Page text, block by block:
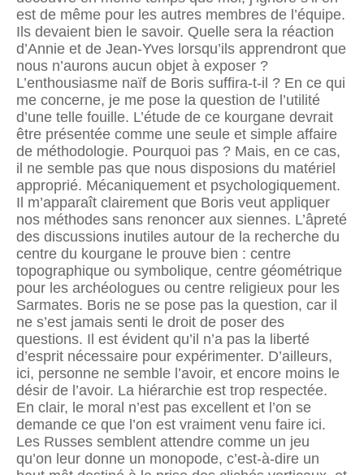
est de même pour les autres membres de l’équipe.
Ils devaient bien le savoir. Quelle sera la réaction
d’Annie et de Jean-Yves lorsqu’ils apprendront que
nous n’aurons aucun objet à exposer ?
L’enthousiasme naïf de Boris suffira-t-il ? En ce qui
me concerne, je me pose la question de l’utilité
d’une telle fouille. L’étude de ce kourgane devrait
être présentée comme une seule et simple affaire
de méthodologie. Pourquoi pas ? Mais, en ce cas,
il ne semble pas que nous disposions du matériel
approprié. Mécaniquement et psychologiquement.
Il m’apparaît clairement que Boris veut appliquer
nos méthodes sans renoncer aux siennes. L’âpreté
des discussions inutiles autour de la recherche du
centre du kourgane le prouve bien : centre
topographique ou symbolique, centre géométrique
pour les archéologues ou centre religieux pour les
Sarmates. Boris ne se pose pas la question, car il
ne s’est jamais senti le droit de poser des
questions. Il est évident qu’il n’a pas la liberté
d’esprit nécessaire pour expérimenter. D’ailleurs,
ici, personne ne semble l’avoir, et encore moins le
désir de l’avoir. La hiérarchie est trop respectée.
En clair, le moral n’est pas excellent et l’on se
demande ce que l’on est vraiment venu faire ici.
Les Russes semblent attendre comme un jeu
qu’on leur donne un monopode, c’est-à-dire un